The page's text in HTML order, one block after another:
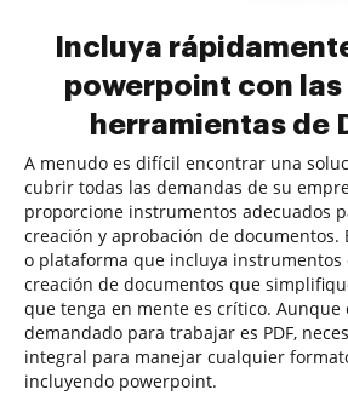
Incluya
powerpoint con
herramientas de
A menudo es difícil encontrar una
cubrir todas las demandas de su
proporcione instrumentos adecuados
creación y aprobación de documentos.
o plataforma que incluya instrumentos
creación de documentos que
que tenga en mente es crítico. Aunque
demandado para trabajar es PDF,
integral para manejar cualquier
incluyendo powerpoint.